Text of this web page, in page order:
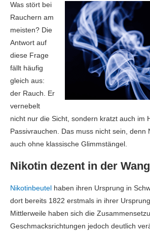
Was stört bei
Rauchern am
meisten? Die
Antwort auf
diese Frage
fällt häufig
gleich aus:
der Rauch. Er
vernebelt
nicht nur die Sicht, sondern kratzt auch im
Passivrauchen. Das muss nicht sein, denn
auch ohne klassische Glimmstängel.
Nikotin dezent in der
Nikotinbeutel haben ihren Ursprung in
dort bereits 1822 erstmals in ihrer
Mittlerweile haben sich die
Geschmacksrichtungen jedoch deutlich